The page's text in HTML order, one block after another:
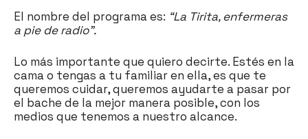
El nombre del programa es: “La Tirita, enfermeras
a pie de radio”.
Lo más importante que quiero decirte. Estés en la
cama o tengas a tu familiar en ella, es que te
queremos cuidar, queremos ayudarte a pasar por
el bache de la mejor manera posible, con los
medios que tenemos a nuestro alcance.